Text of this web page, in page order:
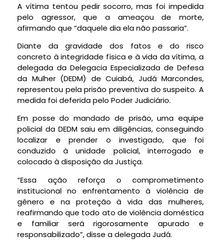
A vítima tentou pedir socorro, mas foi impedida
pelo agressor, que a ameaçou de morte,
afirmando que “daquele dia ela não passaria”.
Diante da gravidade dos fatos e do risco
concreto à integridade física e à vida da vítima, a
delegada da Delegacia Especializada de Defesa
da Mulher (DEDM) de Cuiabá, Judá Marcondes,
representou pela prisão preventiva do suspeito. A
medida foi deferida pelo Poder Judiciário.
Em posse do mandado de prisão, uma equipe
policial da DEDM saiu em diligências, conseguindo
localizar e prender o investigado, que foi
conduzido à unidade policial, interrogado e
colocado à disposição da Justiça.
“Essa ação reforça o comprometimento
institucional no enfrentamento à violência de
gênero e na proteção à vida das mulheres,
reafirmando que todo ato de violência doméstica
e familiar será rigorosamente apurado e
responsabilizado”, disse a delegada Judá.